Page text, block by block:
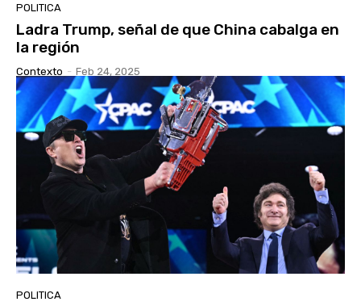
POLITICA
Ladra Trump, señal de que China cabalga en
la región
Contexto - Feb 24, 2025
POLITICA